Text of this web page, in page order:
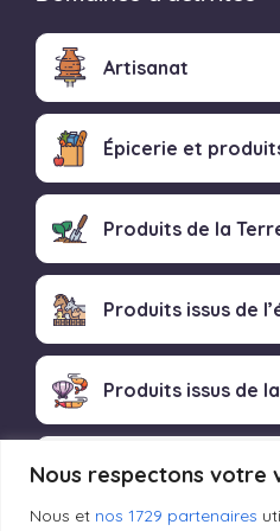
Nous respectons votre
Nous et nos 1729 partenaires
Artisanat
Épicerie et
Produits de la
Produits issus de
Produits issus de
Produits